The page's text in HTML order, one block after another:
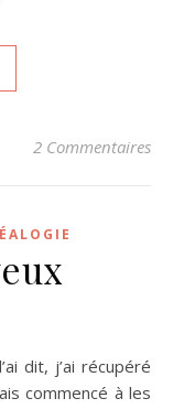
2 Commentaires
commencé à les